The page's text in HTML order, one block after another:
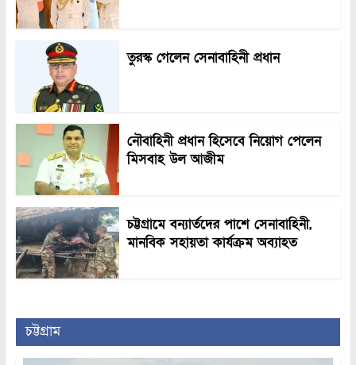
তুরস্ক গেলেন সেনাবাহিনী প্রধান
নৌবাহিনী প্রধান হিসেবে নিয়োগ পেলেন
মিসবাহ উল আজীম
চট্টগ্রামে বন্যার্তদের পাশে সেনাবাহিনী,
মানবিক সহায়তা কার্যক্রম অব্যাহত
চট্টগ্রাম